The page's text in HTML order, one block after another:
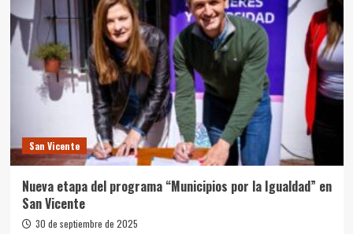
San Vicente
Nueva etapa del programa “Municipios por la Igualdad” en
San Vicente
30 de septiembre de 2025